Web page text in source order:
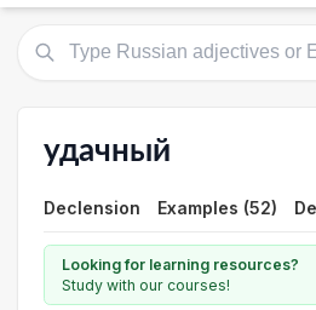
удачный
Declension Examples (52)
Looking for learning resources?
Study with our courses!